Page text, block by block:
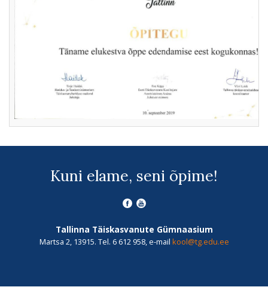
Kuni elame, seni õpime!
Tallinna Täiskasvanute Gümnaasium
Martsa 2, 13915. Tel. 6 612 958, e-mail kool@tg.edu.ee